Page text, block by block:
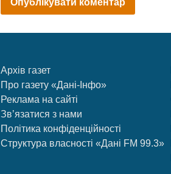
Архів газет
Про газету «Дані-Інфо»
Реклама на сайті
Зв’язатися з нами
Політика конфіденційності
Структура власності «Дані FM 99.3»